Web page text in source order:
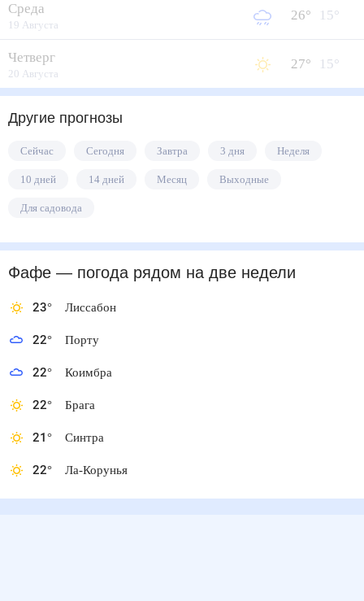
Среда
19 Августа
26° 15°
Четверг
20 Августа
27° 15°
Другие прогнозы
Сейчас Сегодня Завтра 3 дня Неделя
10 дней 14 дней Месяц Выходные
Для садовода
Фафе — погода рядомна две недели
23° Лиссабон
22° Порту
22° Коимбра
22° Брага
21° Синтра
22° Ла-Корунья